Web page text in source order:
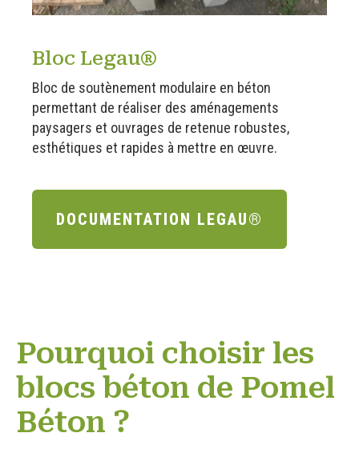
Bloc Legau®
Bloc de soutènement modulaire en béton
permettant de réaliser des aménagements
paysagers et ouvrages de retenue robustes,
esthétiques et rapides à mettre en œuvre.
DOCUMENTATION LEGAU®
Pourquoi choisir les
blocs béton de Pomel
Béton ?